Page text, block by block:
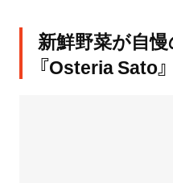
新鮮野菜が自
『Osteria Sato』